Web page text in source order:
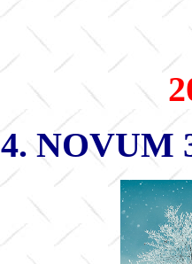
4. NOVUM